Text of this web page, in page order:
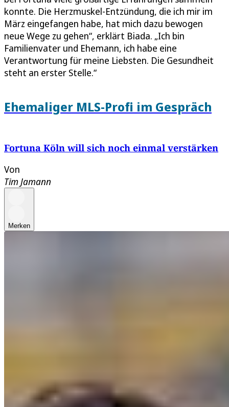
konnte. Die Herzmuskel-Entzündung, die ich mir im
März eingefangen habe, hat mich dazu bewogen
neue Wege zu gehen“, erklärt Biada. „Ich bin
Familienvater und Ehemann, ich habe eine
Verantwortung für meine Liebsten. Die Gesundheit
steht an erster Stelle.“
Ehemaliger MLS-Profi im Gespräch
Fortuna Köln will sich noch einmal verstärken
Von
Tim Jamann
Merken